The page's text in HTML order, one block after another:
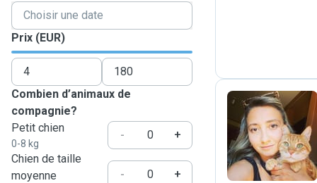
Prix (EUR)
Combien d’animaux de
compagnie?
Petit chien
0-8 kg
-
+
Chien de taille
moyenne
- +
B